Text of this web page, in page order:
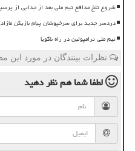
شروع تلخ مدافع تیم ملی بعد از جدایی از
دردسر جدید برای سرخپوشان پیام بازیکن
تیم ملی ترامپولین در راه ناگویا
نظرات بینندگان در مورد این
لطفا شما همنظر دهید